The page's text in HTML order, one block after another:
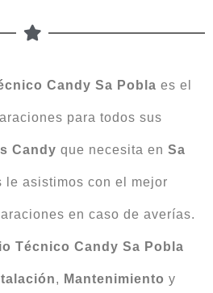
Candy Sa Pobla es el
para todos sus
Candy que necesita en Sa
le asistimos con el mejor
en caso de averías.
Técnico Candy Sa Pobla
, Mantenimiento y